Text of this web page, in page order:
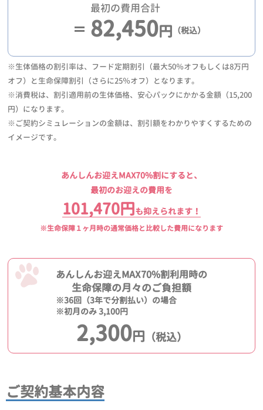
最初の費用合計
82,450円 （税込）
※生体価格の割引率は、フード定期割引（最大50％オフもしくは8万円
オフ）と生命保障割引（さらに25％オフ）となります。
※消費税は、割引適用前の生体価格、安心パックにかかる金額（15,200
円）になります。
※ご契約シミュレーションの金額は、割引額をわかりやすくするための
イメージです。
あんしんお迎えMAX70%割にすると、
最初のお迎えの費用を
101,470円も抑えられます！
※生命保障１ヶ月時の通常価格と比較した費用になります
あんしんお迎えMAX70%割利用時の
生命保障の月々のご負担額
※36回（3年で分割払い）の場合
※初月のみ 3,100円
2,300円 （税込）
ご契約基本内容